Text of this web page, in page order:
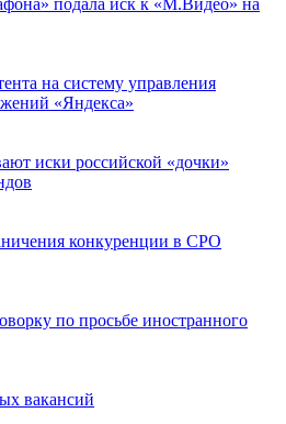
на систему управления
«Яндекса»
иски российской «дочки»
конкуренции в СРО
по просьбе иностранного
вакансий